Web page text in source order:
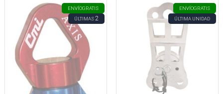
ENVÍOGRATIS
ÚLTIMAS2
ENVÍOGRATIS
ÚLTIMA UNIDAD